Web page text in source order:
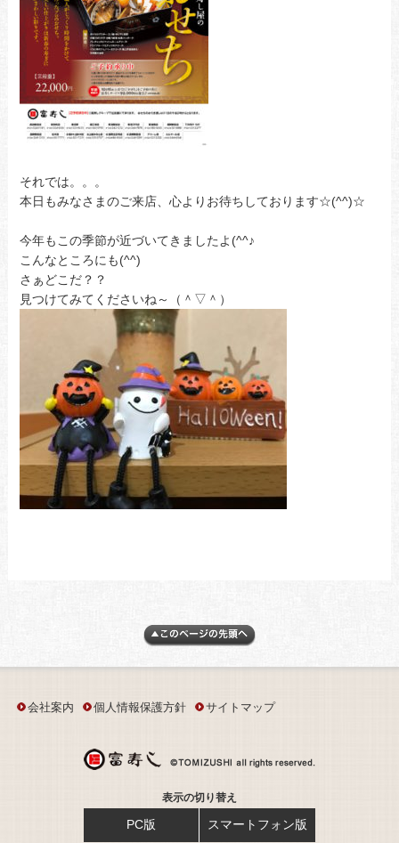
それでは。。。
本日もみなさまのご来店、心よりお待ちしております☆(^^)☆
今年もこの季節が近づいてきましたよ(^^♪
こんなところにも(^^)
さぁどこだ？？
見つけてみてくださいね～（＾▽＾）
会社案内 個人情報保護方針 サイトマップ
表示の切り替え
PC版 スマートフォン版